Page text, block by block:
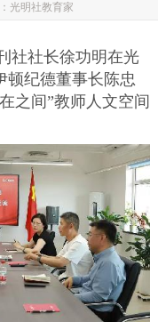
光明社教育家
社社长徐功明在光
顿纪德董事长陈忠
之间”教师人文空间